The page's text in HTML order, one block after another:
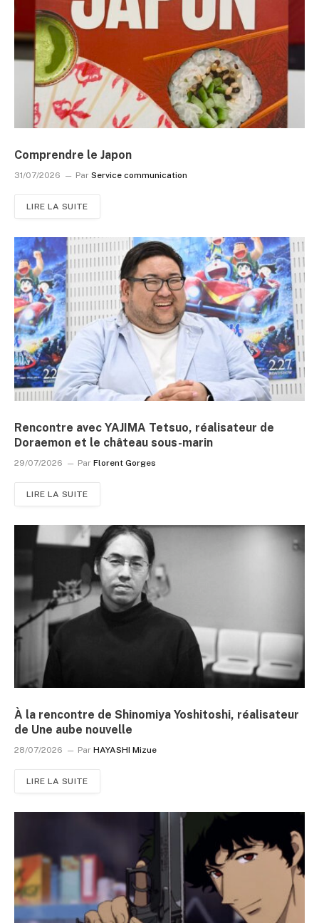
Comprendre le Japon
31/07/2026 Par Service communication
LIRE LA SUITE
Rencontre avec YAJIMA Tetsuo, réalisateur de
Doraemon et le château sous-marin
29/07/2026 Par Florent Gorges
LIRE LA SUITE
À la rencontre de Shinomiya Yoshitoshi, réalisateur
de Une aube nouvelle
28/07/2026 Par HAYASHI Mizue
LIRE LA SUITE